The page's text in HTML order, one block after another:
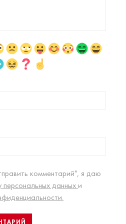
комментарий", я даю
персональных данных и